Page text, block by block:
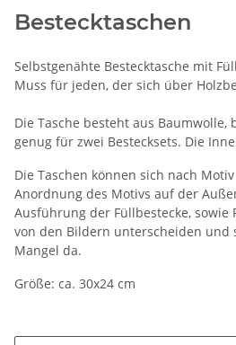
Bestecktaschen
Selbstgenähte Bestecktasche mit
Muss für jeden, der sich über
Die Tasche besteht aus Baumwolle,
genug für zwei Bestecksets. Die
Die Taschen können sich nach
Anordnung des Motivs auf der
Ausführung der Füllbestecke, sowie
von den Bildern unterscheiden und
Mangel da.
Größe: ca. 30x24 cm